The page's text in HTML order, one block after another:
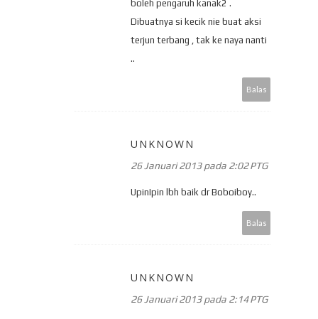
boleh pengaruh kanak2 .
Dibuatnya si kecik nie buat aksi
terjun terbang , tak ke naya nanti
..
Balas
UNKNOWN
26 Januari 2013 pada 2:02 PTG
UpinIpin lbh baik dr Boboiboy..
Balas
UNKNOWN
26 Januari 2013 pada 2:14 PTG